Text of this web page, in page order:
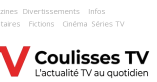
Divertissements
Infos
Fictions Cinéma Séries TV